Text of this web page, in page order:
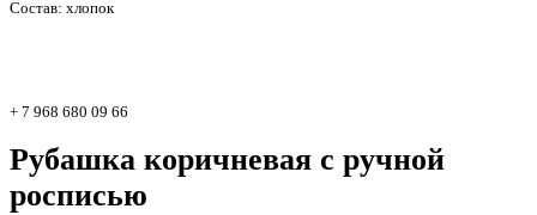
Состав: хлопок
+ 7 968 680 09 66
Рубашка коричневая с ручной
росписью